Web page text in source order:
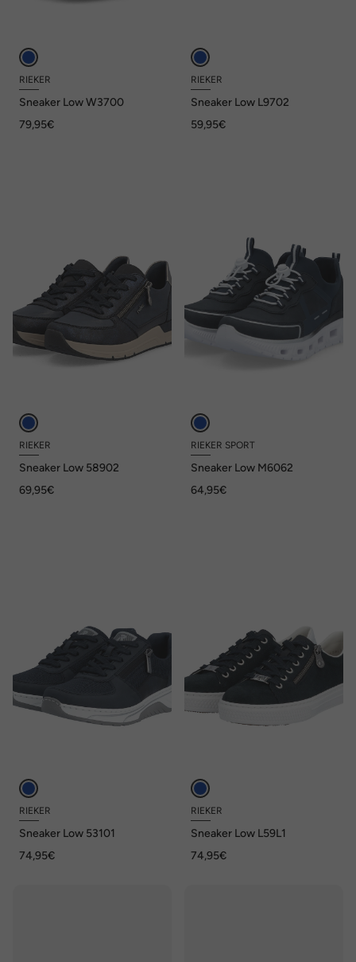
RIEKER
Sneaker Low W3700
79,95€
RIEKER
Sneaker Low L9702
59,95€
RIEKER
Sneaker Low 58902
69,95€
RIEKER SPORT
Sneaker Low M6062
64,95€
RIEKER
Sneaker Low 53101
74,95€
RIEKER
Sneaker Low L59L1
74,95€